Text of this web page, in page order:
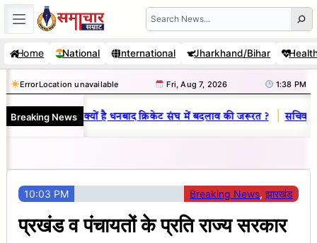
Skip
to
content
Search
Home National International Jharkhand/Bihar
ErrorLocation unavailable Fri, Aug 7, 2026 1:38 PM
Breaking News
विनय राज : जानें क्यों है धनबाद क्रिकेट संघ में बदलाव की जरूरत ? | सचिव
10:03 PM Breaking News, झारखंड
प्रखंड व पंचायतों के प्रति राज्य सरकार